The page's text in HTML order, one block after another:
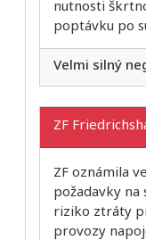
nutnosti
poptávku po
Velmi silný
ZF
ZF oznámila
požadavky na
riziko ztráty
provozy